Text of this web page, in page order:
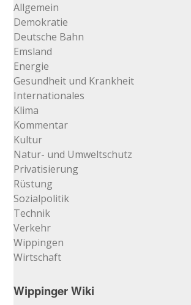
Allgemein
Demokratie
Deutsche Bahn
Emsland
Energie
Gesundheit und Krankheit
Internationales
Klima
Kommentar
Kultur
Natur- und Umweltschutz
Privatisierung
Rüstung
Sozialpolitik
Technik
Verkehr
Wippingen
Wirtschaft
Wippinger Wiki